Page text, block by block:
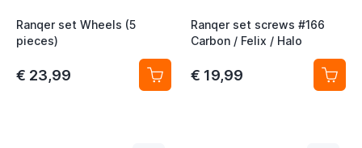
Ranqer set Wheels (5
pieces)
€ 23,99
Ranqer set screws #166
Carbon / Felix / Halo
€ 19,99